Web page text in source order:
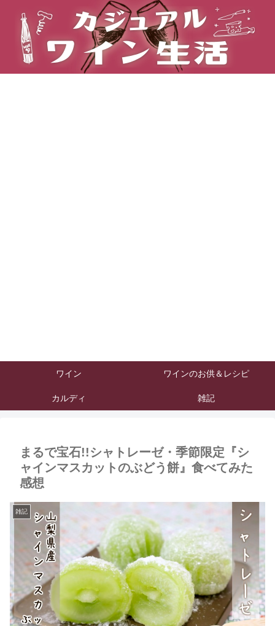
ワイン ワインのお供＆レシピ
カルディ 雑記
まるで宝石!!シャトレーゼ・季節限定『シ
ャインマスカットのぶどう餅』食べてみた
感想
雑記